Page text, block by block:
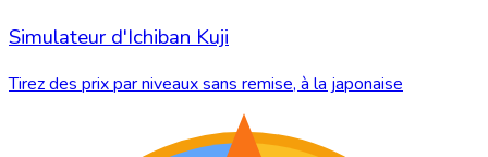
Simulateur d'Ichiban Kuji
Tirez des prix par niveaux sans remise, à la japonaise